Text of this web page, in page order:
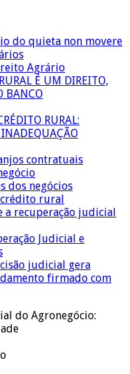
do quieta non movere
Agrário
É UM DIREITO,
BANCO
RURAL:
contratuais
dos negócios
crédito rural
a recuperação judicial
Judicial e
judicial gera
firmado com
do Agronegócio: